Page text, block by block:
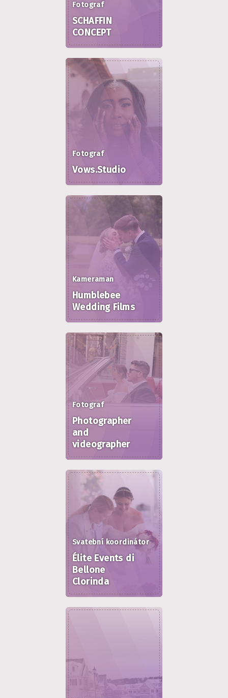
Fotograf
SCHAFFIN
CONCEPT
Fotograf
Vows.Studio
Kameraman
Humblebee
Wedding Films
Fotograf
Photographer
and
videographer
Svatební koordinátor
Élite Events di
Bellone
Clorinda